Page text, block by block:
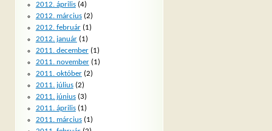
2012. április(4)
2012. március(2)
2012. február(1)
2012. január(1)
2011. december(1)
2011. november(1)
2011. október(2)
2011. július(2)
2011. június(3)
2011. április(1)
2011. március(1)